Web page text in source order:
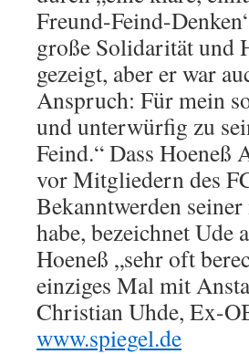
Freund-Feind-
große Solidarität und
gezeigt, aber er war
Anspruch: Für mein
und unterwürfig zu
Feind.“ Dass Hoeneß
vor Mitgliedern des
Bekanntwerden
habe, bezeichnet Ude
Hoeneß „sehr oft
einziges Mal mit
Christian Uhde, Ex-
www.spiegel.de